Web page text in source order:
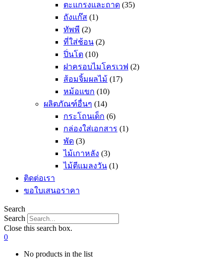
ตะแกรงและถาด (35)
ถังแก๊ส (1)
ทัพพี (2)
ที่ใส่ช้อน (2)
ปิ่นโต (10)
ฝาครอบไมโครเวฟ (2)
ส้อมจิ้มผลไม้ (17)
หม้อแขก (10)
ผลิตภัณฑ์อื่นๆ (14)
กระโถนเด็ก (6)
กล่องใส่เอกสาร (1)
พัด (3)
ไม้เกาหลัง (3)
ไม้ตีแมลงวัน (1)
ติดต่อเรา
ขอใบเสนอราคา
Search
Search
Close this search box.
0
No products in the list